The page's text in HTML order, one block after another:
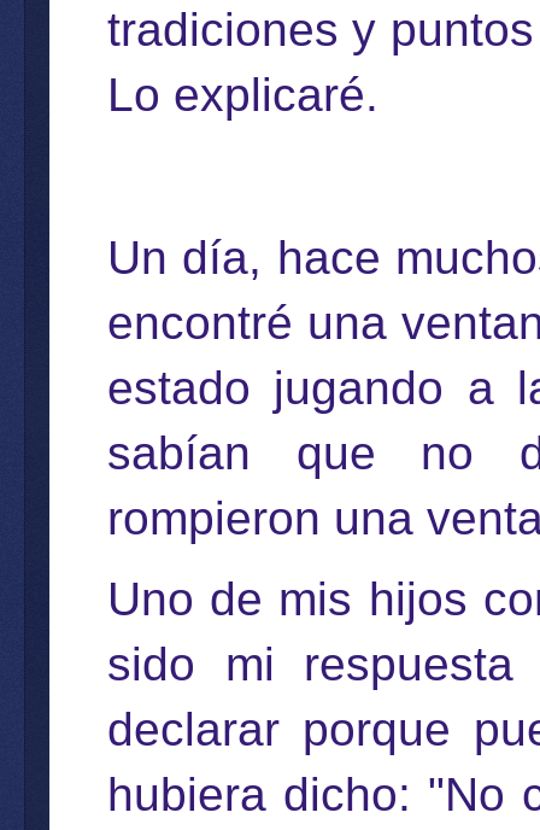
tradiciones y
Lo explicaré.
Un día, hace
encontré una
estado jugando a
sabían que no
rompieron una
Uno de mis hijos
sido mi
declarar porque
hubiera dicho: "No